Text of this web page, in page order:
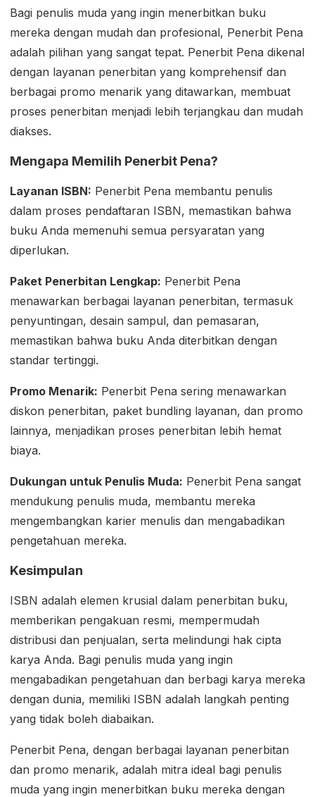
Bagi penulis muda yang ingin menerbitkan buku
mereka dengan mudah dan profesional, Penerbit Pena
adalah pilihan yang sangat tepat. Penerbit Pena dikenal
dengan layanan penerbitan yang komprehensif dan
berbagai promo menarik yang ditawarkan, membuat
proses penerbitan menjadi lebih terjangkau dan mudah
diakses.
Mengapa Memilih Penerbit Pena?
Layanan ISBN: Penerbit Pena membantu penulis
dalam proses pendaftaran ISBN, memastikan bahwa
buku Anda memenuhi semua persyaratan yang
diperlukan.
Paket Penerbitan Lengkap: Penerbit Pena
menawarkan berbagai layanan penerbitan, termasuk
penyuntingan, desain sampul, dan pemasaran,
memastikan bahwa buku Anda diterbitkan dengan
standar tertinggi.
Promo Menarik: Penerbit Pena sering menawarkan
diskon penerbitan, paket bundling layanan, dan promo
lainnya, menjadikan proses penerbitan lebih hemat
biaya.
Dukungan untuk Penulis Muda: Penerbit Pena sangat
mendukung penulis muda, membantu mereka
mengembangkan karier menulis dan mengabadikan
pengetahuan mereka.
Kesimpulan
ISBN adalah elemen krusial dalam penerbitan buku,
memberikan pengakuan resmi, mempermudah
distribusi dan penjualan, serta melindungi hak cipta
karya Anda. Bagi penulis muda yang ingin
mengabadikan pengetahuan dan berbagi karya mereka
dengan dunia, memiliki ISBN adalah langkah penting
yang tidak boleh diabaikan.
Penerbit Pena, dengan berbagai layanan penerbitan
dan promo menarik, adalah mitra ideal bagi penulis
muda yang ingin menerbitkan buku mereka dengan